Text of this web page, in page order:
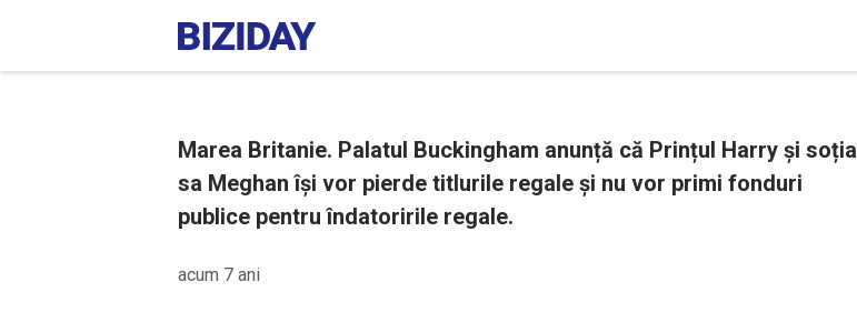
Marea Britanie. Palatul Buckingham anunță că Prințul Harry și soția
sa Meghan își vor pierde titlurile regale și nu vor primi fonduri
publice pentru îndatoririle regale.
acum 7 ani